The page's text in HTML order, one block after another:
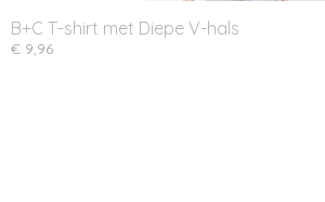
B+C T-shirt met Diepe V-hals
€ 9,96